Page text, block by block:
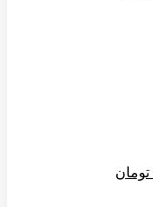
تومان